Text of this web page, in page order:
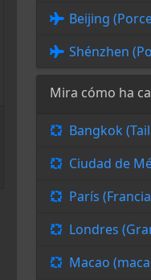
Beijing
Shénzhen
Mira cómo ha
Bangkok
Ciudad de
París
Londres
Macao